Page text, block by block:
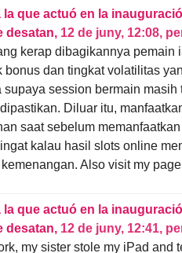
la que actuó en la
desatan, 12 de juny, 12:08,
kerap dibagikannya pemain
bonus dan tingkat volatilitas
session bermain masih
Diluar itu,
saat sebelum
kalau hasil slots online
Also visit my page
la que actuó en la
desatan, 12 de juny, 12:41,
my sister stole my iPad and